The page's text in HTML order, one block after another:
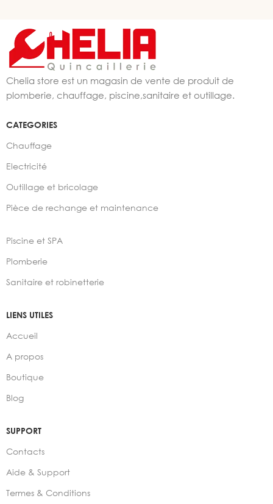
Chelia store est un magasin de vente de produit de
plomberie, chauffage, piscine,sanitaire et outillage.
CATEGORIES
Chauffage
Electricité
Outillage et bricolage
Pièce de rechange et maintenance
Piscine et SPA
Plomberie
Sanitaire et robinetterie
LIENS UTILES
Accueil
A propos
Boutique
Blog
SUPPORT
Contacts
Aide & Support
Termes & Conditions